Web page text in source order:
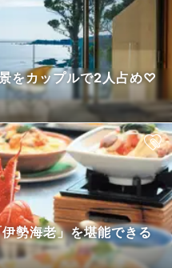
をカップルで2人占め♡
勢海老」を堪能できる